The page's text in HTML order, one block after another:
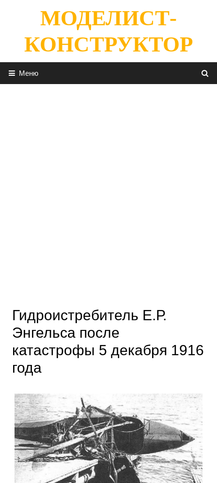
содержимомуМОДЕЛИСТ-
КОНСТРУКТОР
Меню
Гидроистребитель Е.Р.
Энгельса после
катастрофы 5 декабря 1916
года